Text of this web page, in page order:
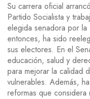
Su carrera oficial
Partido Socialista y
elegida senadora por
entonces, ha sido
sus electores. En el
educación, salud y
para mejorar la calidad
vulnerables. Además,
reformas que considera